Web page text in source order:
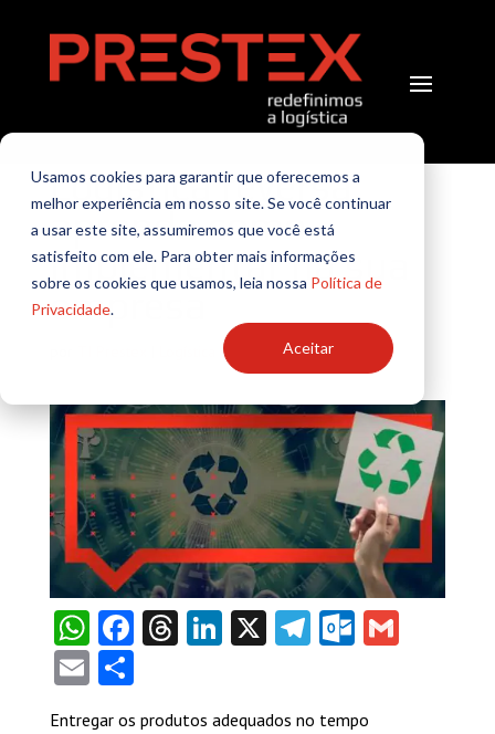
Usamos cookies para garantir que oferecemos a
melhor experiência em nosso site. Se você continuar
a usar este site, assumiremos que você está
satisfeito com ele. Para obter mais informações
sobre os cookies que usamos, leia nossa Política de
Privacidade.
Aceitar
Logística reversa:
aprenda como
implementar na sua
empresa
WhatsApp
Facebook
Threads
LinkedIn
X TelegramGmail
EmailShare
Entregar os produtos adequados no tempo